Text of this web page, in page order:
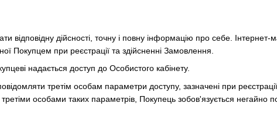
відповідну дійсності, точну і повну інформацію про себе. Інтернет-
Покупцем при реєстрації та здійсненні Замовлення.
надається доступ до Особистого кабінету.
третім особам параметри доступу, зазначені при
особами таких параметрів, Покупець зобов'язується негайно